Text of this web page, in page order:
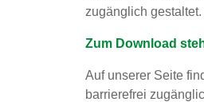
zugänglich gestaltet.
Zum Download
Auf unserer Seite
barrierefrei